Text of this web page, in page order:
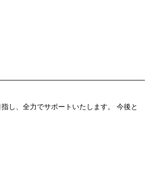
し、全力でサポートいたします。 今後と